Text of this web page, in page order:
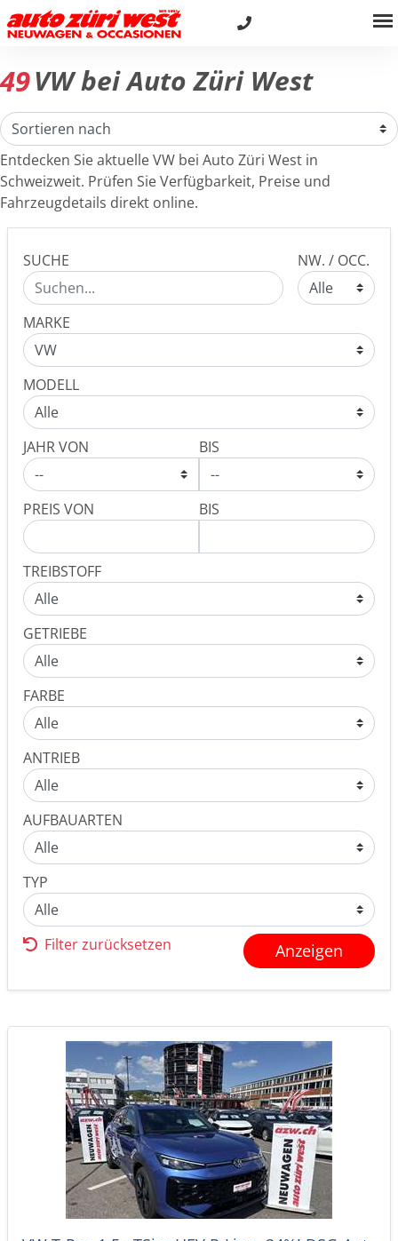
49VW bei Auto Züri West
Entdecken Sie aktuelle VW bei Auto Züri West in
Schweizweit. Prüfen Sie Verfügbarkeit, Preise und
Fahrzeugdetails direkt online.
SUCHE NW. / OCC.
MARKE
MODELL
JAHR VON BIS
PREIS VON BIS
TREIBSTOFF
GETRIEBE
FARBE
ANTRIEB
AUFBAUARTEN
TYP
Filter zurücksetzen Anzeigen